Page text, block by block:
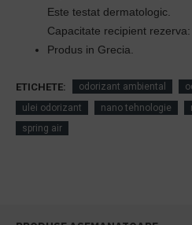
Este testat dermatologic.
Capacitate recipient rezerva:
Produs in Grecia.
ETICHETE: odorizant ambiental
ulei odorizant
nano tehnologie
spring air